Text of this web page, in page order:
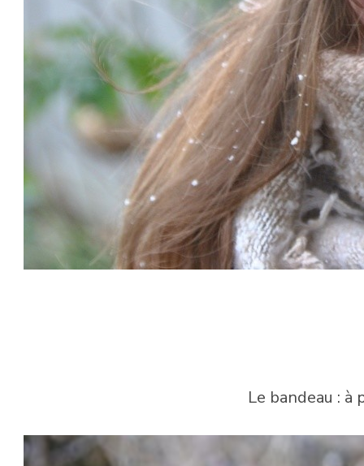
Le bandeau :